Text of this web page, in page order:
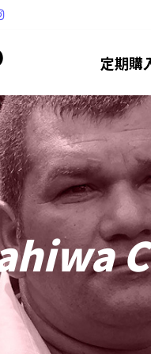
定期購